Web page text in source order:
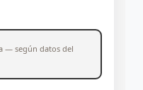
— según datos del